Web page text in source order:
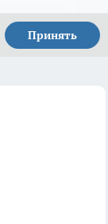
Принять